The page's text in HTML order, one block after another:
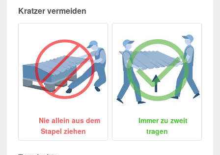
Kratzer vermeiden
Nie allein aus dem
Stapel ziehen
Immer zu zweit
tragen